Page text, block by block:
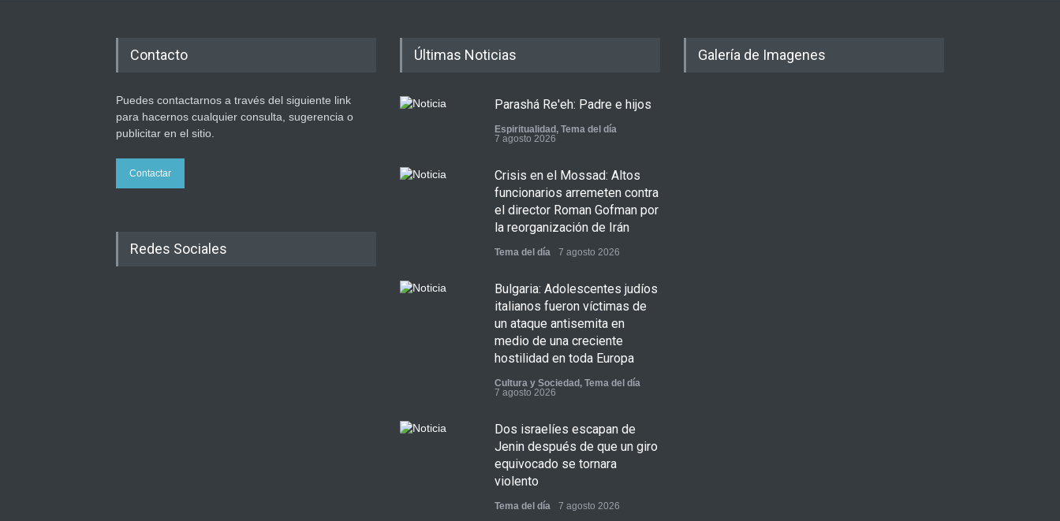
Contacto
Puedes contactarnos a través del siguiente link
para hacernos cualquier consulta, sugerencia o
publicitar en el sitio.
Contactar
Redes Sociales
Últimas Noticias
Parashá Re'eh: Padre e hijos
Espiritualidad , Tema del día
7 agosto 2026
Crisis en el Mossad: Altos
funcionarios arremeten contra
el director Roman Gofman por
la reorganización de Irán
Tema del día 7 agosto 2026
Bulgaria: Adolescentes judíos
italianos fueron víctimas de
un ataque antisemita en
medio de una creciente
hostilidad en toda Europa
Cultura y Sociedad , Tema del día
7 agosto 2026
Dos israelíes escapan de
Jenin después de que un giro
equivocado se tornara
violento
Tema del día 7 agosto 2026
Galería de Imagenes